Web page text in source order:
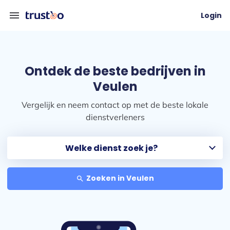
menu Login
Ontdek de beste bedrijven in
Veulen
Vergelijk en neem contact op met de beste lokale
dienstverleners
search Zoeken in Veulen